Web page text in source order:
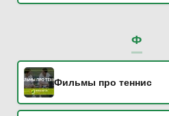
Ф
Фильмы про теннис